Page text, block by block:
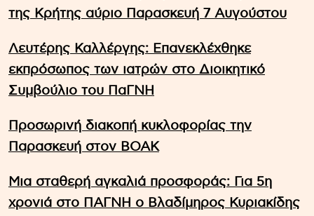
της Κρήτης αύριο Παρασκευή 7 Αυγούστου
Λευτέρης Καλλέργης: Επανεκλέχθηκε
εκπρόσωπος των ιατρών στο Διοικητικό
Συμβούλιο του ΠαΓΝΗ
Προσωρινή διακοπή κυκλοφορίας την
Παρασκευή στον ΒΟΑΚ
Μια σταθερή αγκαλιά προσφοράς: Για 5η
χρονιά στο ΠΑΓΝΗ ο Βλαδίμηρος Κυριακίδης